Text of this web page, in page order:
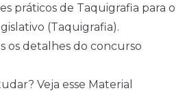
práticos de Taquigrafia para o
(Taquigrafia).
os detalhes do concurso
Veja esse Material